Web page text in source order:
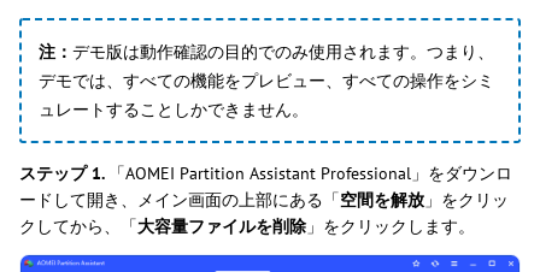
注： デモ版は動作確認の目的でのみ使用されます。つまり、
デモでは、すべての機能をプレビュー、すべての操作をシミ
ュレートすることしかできません。
ステップ 1.
「AOMEI Partition Assistant Professional」をダウンロ
ードして開き、メイン画面の上部にある「空間を解放 」をクリッ
クしてから、「大容量ファイルを削除 」をクリックします。